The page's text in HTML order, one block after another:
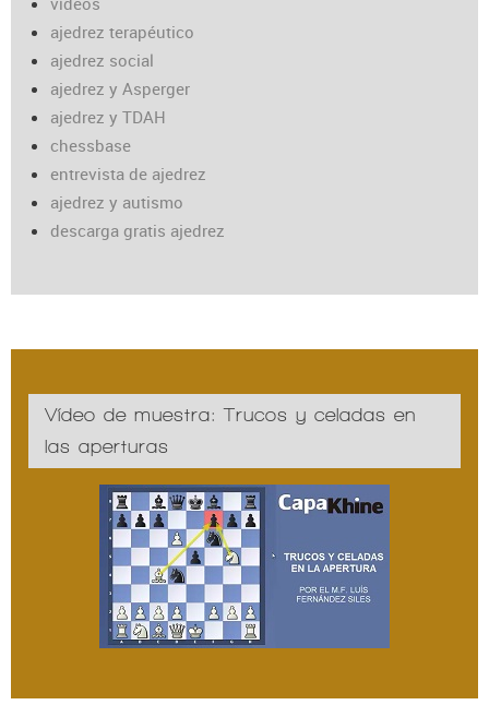
ajedrez terapéutico
ajedrez social
ajedrez y Asperger
ajedrez y TDAH
chessbase
entrevista de ajedrez
ajedrez y autismo
descarga gratis ajedrez
Vídeo de muestra: Trucos y celadas en
las aperturas